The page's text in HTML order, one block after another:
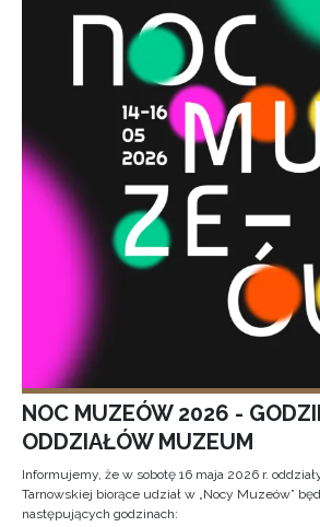
NOC MUZEÓW 2026 -
ODDZIAŁÓW MUZEUM
Informujemy, że w sobotę 16 maja 2026 r.
Tarnowskiej biorące udział w „Nocy Muzeów”
następujących godzinach: